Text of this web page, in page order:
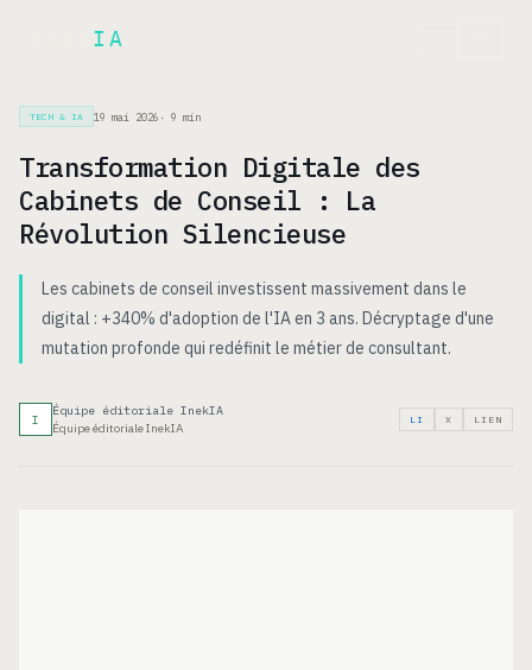
IA
TECH & IA 19 mai 2026 · 9 min
Transformation Digitale des
Cabinets de Conseil : La
Révolution Silencieuse
Les cabinets de conseil investissent massivement dans le
digital : +340% d'adoption de l'IA en 3 ans. Décryptage d'une
mutation profonde qui redéfinit le métier de consultant.
I
Équipe éditoriale InekIA
Équipe éditoriale InekIA
LI X LIEN